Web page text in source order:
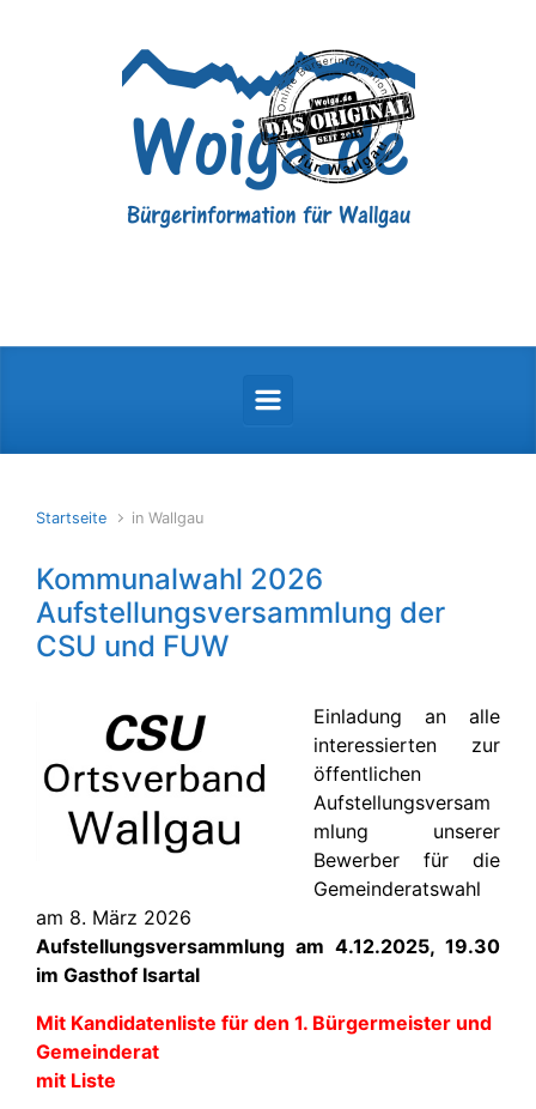
Startseite in Wallgau
Kommunalwahl 2026
Aufstellungsversammlung der
CSU und FUW
Einladung an alle
interessierten zur
öffentlichen
Aufstellungsversam
mlung unserer
Bewerber für die
Gemeinderatswahl
am 8. März 2026
Aufstellungsversammlung am 4.12.2025, 19.30
im Gasthof Isartal
Mit Kandidatenliste für den 1. Bürgermeister und
Gemeinderat
mit Liste